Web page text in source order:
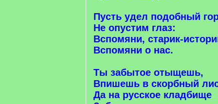
Пусть удел подобный
Не опустим глаз:
Вспомяни, старик-
Вспомяни о нас.
Ты забытое отыщешь,
Впишешь в скорбный
Да на русское кладбище